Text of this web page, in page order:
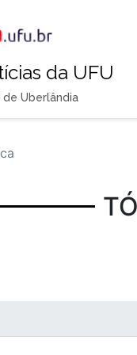
da UFU
Uberlândia